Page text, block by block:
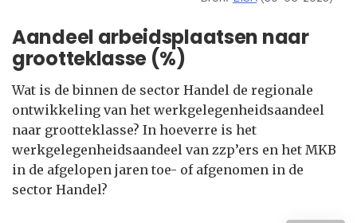
Aandeel arbeidsplaatsen naar
grootteklasse (%)
Wat is de binnen de sector Handel de regionale
ontwikkeling van het werkgelegenheidsaandeel
naar grootteklasse? In hoeverre is het
werkgelegenheidsaandeel van zzp’ers en het MKB
in de afgelopen jaren toe- of afgenomen in de
sector Handel?